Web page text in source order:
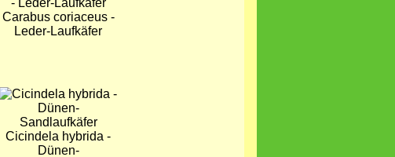
Carabus coriaceus -
Leder-Laufkäfer
Bild
Cicindela hybrida -
Dünen-